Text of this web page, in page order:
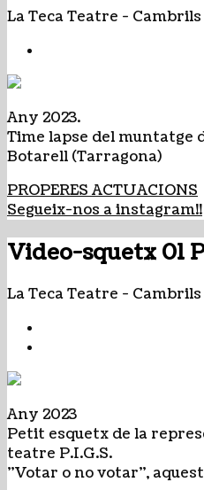
La Teca Teatre - Cambrils
Any 2023.
Time lapse del muntatge
Botarell (Tarragona)
PROPERES ACTUACIONS
Segueix-nos a instagram!!
Video-squetx 01
La Teca Teatre - Cambrils
Any 2023
Petit esquetx de la
teatre P.I.G.S.
"Votar o no votar",